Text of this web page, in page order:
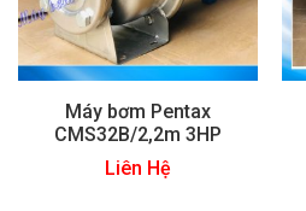
Máy bơm Pentax
CMS32B/2,2m 3HP
Liên Hệ